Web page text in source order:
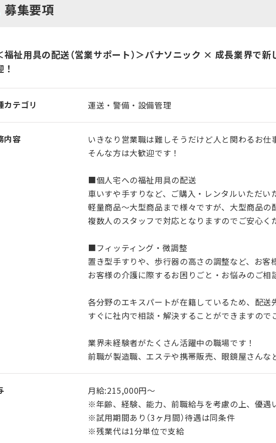
募集要項
福祉用具の配送（営業サポート）＞パナソニック × 成長業界で
！
カテゴリ 運送・警備・設備管理
内容
いきなり営業職は難しそうだけど人と関わるお仕
そんな方は大歓迎です！
■個人宅への福祉用具の配送
車いすや手すりなど、ご購入・レンタルいただい
軽量商品～大型商品まで様々ですが、大型商品の
複数人のスタッフで対応となりますのでご安心く
■フィッティング・微調整
置き型手すりや、歩行器の高さの調整など、お客
お客様の介護に際するお困りごと・お悩みのご相
各分野のエキスパートが在籍しているため、配送
すぐに社内で相談・解決することができますので
業界未経験者がたくさん活躍中の職場です！
前職が製造職、エステや携帯販売、眼鏡屋さんな
月給:215,000円〜
※年齢、経験、能力、前職給与を考慮の上、優遇
※試用期間あり（3ヶ月間）待遇は同条件
※残業代は1分単位で支給